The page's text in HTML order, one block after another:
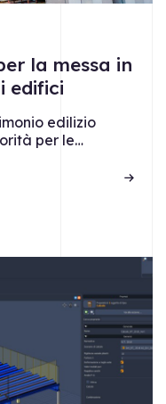
la messa in
edifici
edilizio
per le…